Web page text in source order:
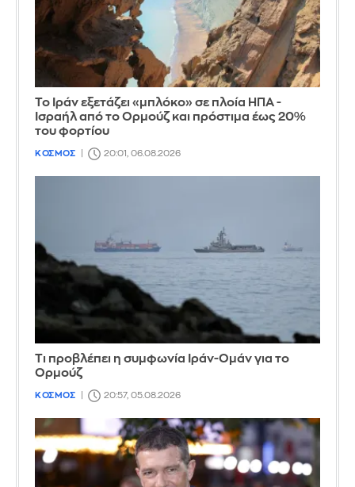
Το Ιράν εξετάζει «μπλόκο» σε πλοία ΗΠΑ -
Ισραήλ από το Ορμούζ και πρόστιμα έως 20%
του φορτίου
ΚΟΣΜΟΣ 20:01, 06.08.2026
Τι προβλέπει η συμφωνία Ιράν-Ομάν για το
Ορμούζ
ΚΟΣΜΟΣ 20:57, 05.08.2026